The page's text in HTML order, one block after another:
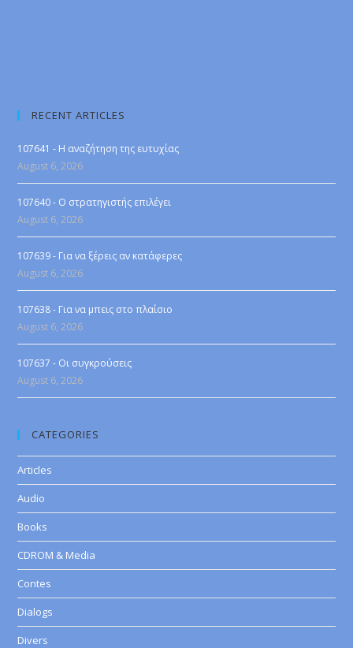
RECENT ARTICLES
107641 - Η αναζήτηση της ευτυχίας
August 6, 2026
107640 - Ο στρατηγιστής επιλέγει
August 6, 2026
107639 - Για να ξέρεις αν κατάφερες
August 6, 2026
107638 - Για να μπεις στο πλαίσιο
August 6, 2026
107637 - Οι συγκρούσεις
August 6, 2026
CATEGORIES
Articles
Audio
Books
CDROM & Media
Contes
Dialogs
Divers